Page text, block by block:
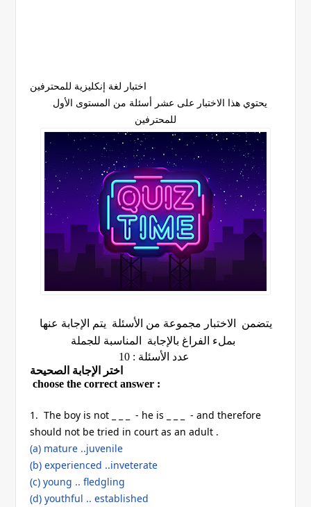
اختبار لغة إنكليزية للمحترفين
للمحترفين
يتضمن الاختبار مجموعة من الأسئلة يتم الإجابة عنها
بملء الفراغ بالإجابة المناسبة للجملة
عدد الأسئلة : 10
اختر الإجابة الصحيحة
choose the correct answer :
1. The boy is not _ _ _ - he is _ _ _ - and therefore
should not be tried in court as an adult .
(a) mature ..juvenile
(b) experienced ..inveterate
(c) young .. fledgling
(d) youthful .. established